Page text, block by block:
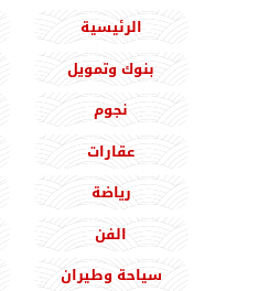
الرئيسية
بنوك وتمويل
نجوم
عقارات
رياضة
الفن
سياحة وطيران